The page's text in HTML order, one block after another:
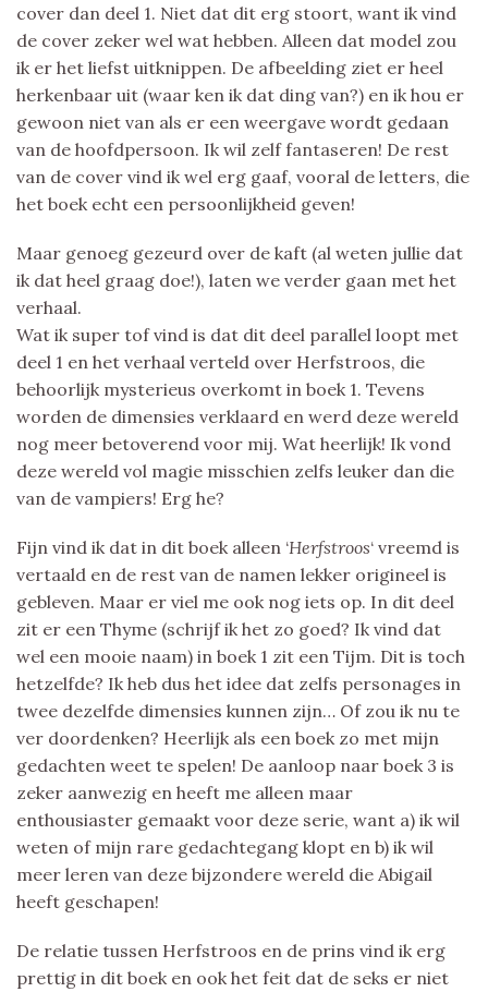
cover dan deel 1. Niet dat dit erg stoort, want ik vind
de cover zeker wel wat hebben. Alleen dat model zou
ik er het liefst uitknippen. De afbeelding ziet er heel
herkenbaar uit (waar ken ik dat ding van?) en ik hou er
gewoon niet van als er een weergave wordt gedaan
van de hoofdpersoon. Ik wil zelf fantaseren! De rest
van de cover vind ik wel erg gaaf, vooral de letters, die
het boek echt een persoonlijkheid geven!
Maar genoeg gezeurd over de kaft (al weten jullie dat
ik dat heel graag doe!), laten we verder gaan met het
verhaal.
Wat ik super tof vind is dat dit deel parallel loopt met
deel 1 en het verhaal verteld over Herfstroos, die
behoorlijk mysterieus overkomt in boek 1. Tevens
worden de dimensies verklaard en werd deze wereld
nog meer betoverend voor mij. Wat heerlijk! Ik vond
deze wereld vol magie misschien zelfs leuker dan die
van de vampiers! Erg he?
Fijn vind ik dat in dit boek alleen ‘Herfstroos‘ vreemd is
vertaald en de rest van de namen lekker origineel is
gebleven. Maar er viel me ook nog iets op. In dit deel
zit er een Thyme (schrijf ik het zo goed? Ik vind dat
wel een mooie naam) in boek 1 zit een Tijm. Dit is toch
hetzelfde? Ik heb dus het idee dat zelfs personages in
twee dezelfde dimensies kunnen zijn… Of zou ik nu te
ver doordenken? Heerlijk als een boek zo met mijn
gedachten weet te spelen! De aanloop naar boek 3 is
zeker aanwezig en heeft me alleen maar
enthousiaster gemaakt voor deze serie, want a) ik wil
weten of mijn rare gedachtegang klopt en b) ik wil
meer leren van deze bijzondere wereld die Abigail
heeft geschapen!
De relatie tussen Herfstroos en de prins vind ik erg
prettig in dit boek en ook het feit dat de seks er niet